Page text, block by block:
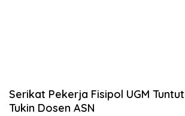
Serikat Pekerja Fisipol UGM
Tukin Dosen ASN